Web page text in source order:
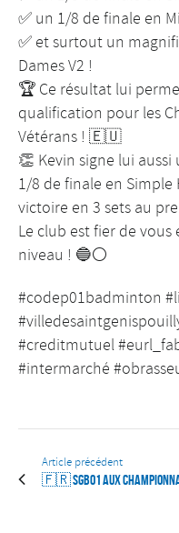
✅ un 1/8 de finale en
✅ et surtout un
Dames V2 !
🏆 Ce résultat lui
qualification pour les
Vétérans ! 🇪🇺
👏 Kevin signe lui
1/8 de finale en Simple
victoire en 3 sets au
Le club est fier de vous
niveau ! 🔵⚪
#codep01badminton
#creditmutuel
#intermarché
Article précédent
🇫🇷 SGB01 aux